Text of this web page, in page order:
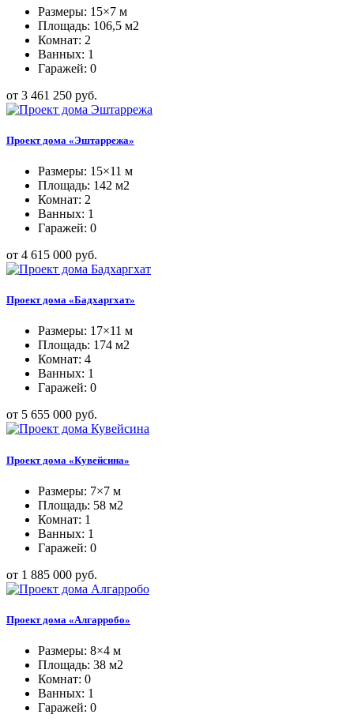
Размеры: 15×7 м
Площадь: 106,5 м2
Комнат: 2
Ванных: 1
Гаражей: 0
от 3 461 250 руб.
Проект дома «Эштаррежа»
Размеры: 15×11 м
Площадь: 142 м2
Комнат: 2
Ванных: 1
Гаражей: 0
от 4 615 000 руб.
Проект дома «Бадхаргхат»
Размеры: 17×11 м
Площадь: 174 м2
Комнат: 4
Ванных: 1
Гаражей: 0
от 5 655 000 руб.
Проект дома «Кувейсина»
Размеры: 7×7 м
Площадь: 58 м2
Комнат: 1
Ванных: 1
Гаражей: 0
от 1 885 000 руб.
Проект дома «Алгарробо»
Размеры: 8×4 м
Площадь: 38 м2
Комнат: 0
Ванных: 1
Гаражей: 0